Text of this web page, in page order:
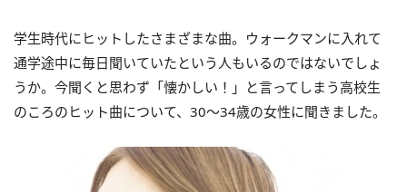
学生時代にヒットしたさまざまな曲。ウォークマンに入れて
通学途中に毎日聞いていたという人もいるのではないでしょ
うか。今聞くと思わず「懐かしい！」と言ってしまう高校生
のころのヒット曲について、30～34歳の女性に聞きました。